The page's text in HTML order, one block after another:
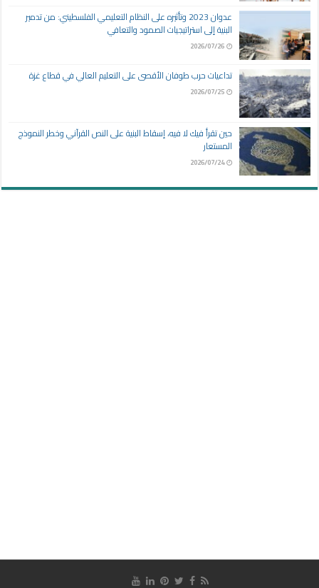
عدوان 2023 وتأثيره على النظام التعليمي الفلسطيني: من تدمير
البنية إلى استراتيجيات الصمود والتعافي
2026/07/26
تداعيات حرب طوفان الأقصى على التعليم العالي في قطاع غزة
2026/07/25
حين تقرأ فيك لا فيه، إسقاط البنية على النص القرآني وخطر النموذج
المستعار
2026/07/24